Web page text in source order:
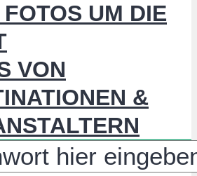
UM DIE
VON
&